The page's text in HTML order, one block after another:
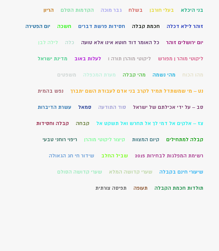
בני היכלא בעלי חורבן בשלח גבר מוכה הקדמות הסלם הריון
זוהר לילא דכלה חכמת קבלה חסידות פרשת דברים חשכה יום הפטירה
יום ירושלים זוהר כל האומר דוד חוטא אינו אלא טועה כלה לילה לבן
ליקוטי מוהר ן מפורש ליקוטי מוהרן תורה ו לעלות באוב מדינת ישראל
מהו הכוח מהי נשמה מהי קבלה מערת המכפלה משפטים
נט – מי שמשתדל תמיד לקרב בני אדם לעבודת השם יתברך נפש בהמית
סב – על ידי אכילתם של ישראל סוד התודעה סמאל עשרת הדיברות
צז – אלקים אל דמי לך אל תחרש ואל תשקט אל קבחה קבלה וחסידות
קבלה למתחילים קיום המצוות קיצור ליקוטי מוהרן ריפוי רוחני טבעי
רשימת המפלגות לבחירות 2015 שביל החלב שידור חי חג הגאולה
שיעורי חינם בקבלה שערי קדושה המלא שערי קדושה הסולם
תולדות חכמת הקבלה תעופה תפיסה צורתית